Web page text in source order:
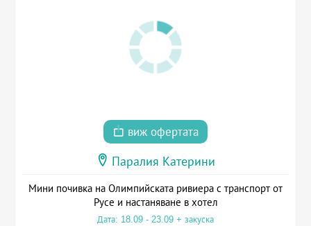
виж офертата
Паралия Катерини
Мини почивка на Олимпийската ривиера с транспорт от
Русе и настаняване в хотел
Дата: 18.09 - 23.09 + закуска